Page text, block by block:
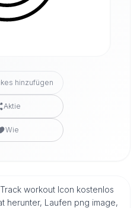
hinzufügen
Aktie
Wie
workout Icon kostenlos
herunter, Laufen png image,